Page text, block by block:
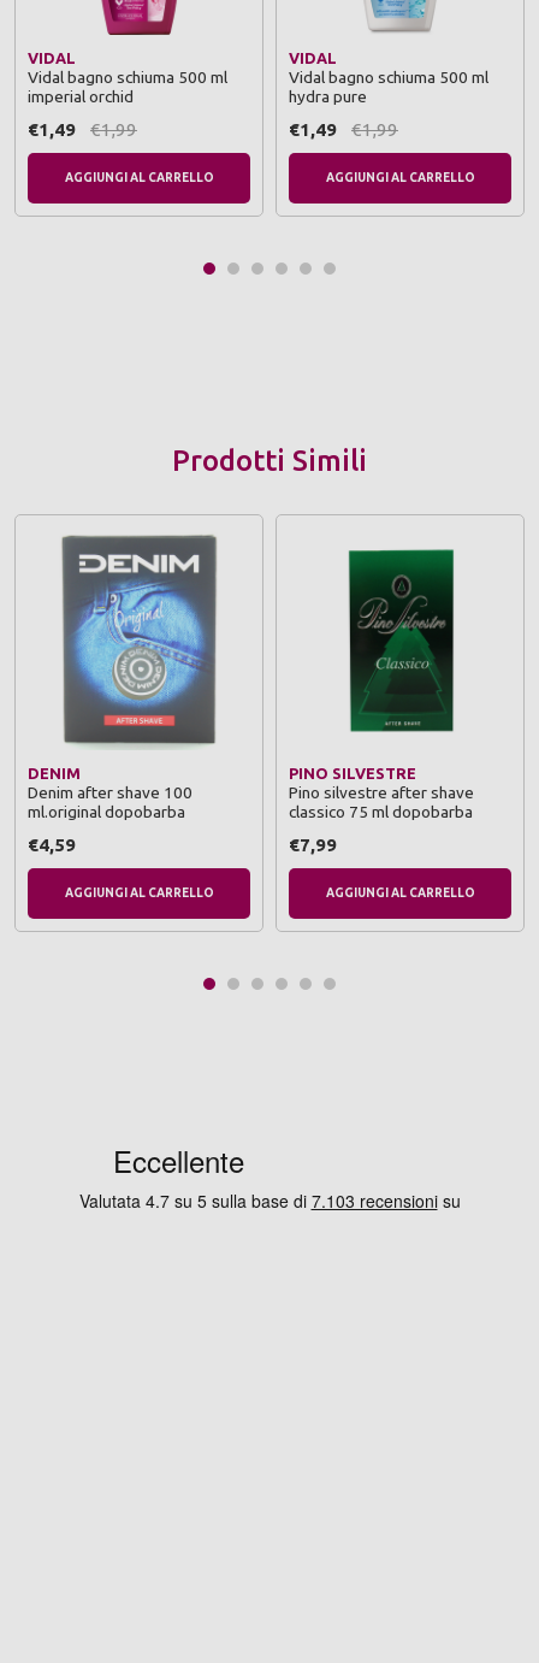
VIDAL
Vidal bagno schiuma 500 ml
imperial orchid
€1,49 €1,99
AGGIUNGI AL CARRELLO
VIDAL
Vidal bagno schiuma 500 ml
hydra pure
€1,49 €1,99
AGGIUNGI AL CARRELLO
Prodotti Simili
DENIM
Denim after shave 100
ml.original dopobarba
€4,59
AGGIUNGI AL CARRELLO
PINO SILVESTRE
Pino silvestre after shave
classico 75 ml dopobarba
€7,99
AGGIUNGI AL CARRELLO